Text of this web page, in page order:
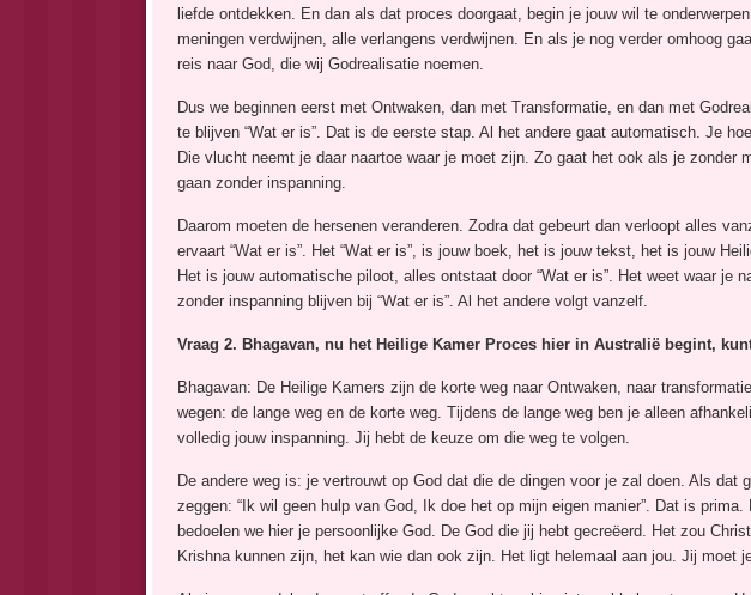
liefde ontdekken. En dan als dat proces doorgaat, begin je jouw wil te
meningen verdwijnen, alle verlangens verdwijnen. En als je nog verder omhoog
reis naar God, die wij Godrealisatie noemen.
Dus we beginnen eerst met Ontwaken, dan met Transformatie, en dan met
te blijven “Wat er is”. Dat is de eerste stap. Al het andere gaat automatisch. Je
Die vlucht neemt je daar naartoe waar je moet zijn. Zo gaat het ook als je
gaan zonder inspanning.
Daarom moeten de hersenen veranderen. Zodra dat gebeurt dan verloopt alles
ervaart “Wat er is”. Het “Wat er is”, is jouw boek, het is jouw tekst, het is jouw
Het is jouw automatische piloot, alles ontstaat door “Wat er is”. Het weet waar
zonder inspanning blijven bij “Wat er is”. Al het andere volgt vanzelf.
Vraag 2. Bhagavan, nu het Heilige Kamer Proces hier in Australië begint,
Bhagavan: De Heilige Kamers zijn de korte weg naar Ontwaken, naar
wegen: de lange weg en de korte weg. Tijdens de lange weg ben je alleen
volledig jouw inspanning. Jij hebt de keuze om die weg te volgen.
De andere weg is: je vertrouwt op God dat die de dingen voor je zal doen. Als
zeggen: “Ik wil geen hulp van God, Ik doe het op mijn eigen manier”. Dat is
bedoelen we hier je persoonlijke God. De God die jij hebt gecreëerd. Het zou
Krishna kunnen zijn, het kan wie dan ook zijn. Het ligt helemaal aan jou. Jij moet